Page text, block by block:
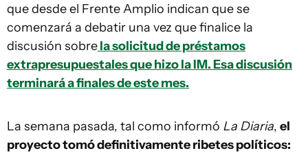
que desde el Frente Amplio indican que se
comenzará a debatir una vez que finalice la
discusión sobrela solicitud de préstamos
extrapresupuestales que hizo la IM. Esa discusión
terminará a finales de este mes.
La semana pasada, tal como informó La Diaria, el
proyecto tomó definitivamente ribetes políticos: